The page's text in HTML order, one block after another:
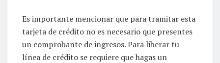
Es importante mencionar que para tramitar esta
tarjeta de crédito no es necesario que presentes
un comprobante de ingresos. Para liberar tu
línea de crédito se requiere que hagas un